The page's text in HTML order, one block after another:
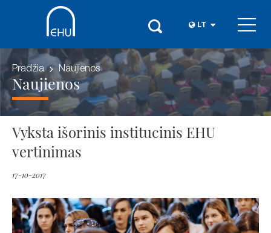
LT
Pradžia Naujienos
Naujienos
Vyksta išorinis institucinis EHU
vertinimas
17-10-2017